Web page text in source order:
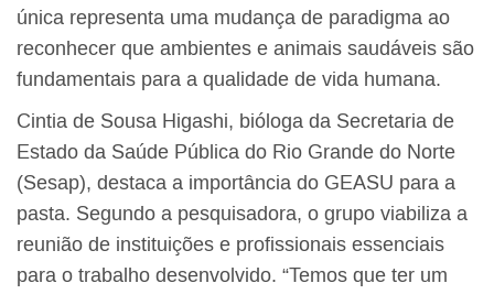
única representa uma mudança de paradigma ao
reconhecer que ambientes e animais saudáveis são
fundamentais para a qualidade de vida humana.
Cintia de Sousa Higashi, bióloga da Secretaria de
Estado da Saúde Pública do Rio Grande do Norte
(Sesap), destaca a importância do GEASU para a
pasta. Segundo a pesquisadora, o grupo viabiliza a
reunião de instituições e profissionais essenciais
para o trabalho desenvolvido. “Temos que ter um